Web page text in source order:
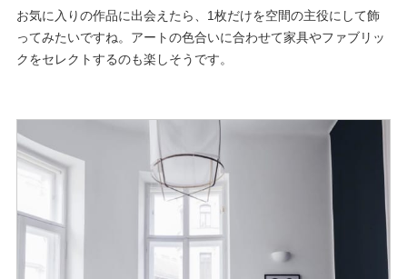
お気に入りの作品に出会えたら、1枚だけを空間の主役にして飾
ってみたいですね。アートの色合いに合わせて家具やファブリッ
クをセレクトするのも楽しそうです。